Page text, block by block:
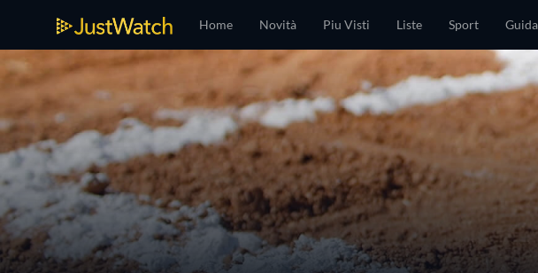
Home Novità Piu Visti Liste Sport Guida